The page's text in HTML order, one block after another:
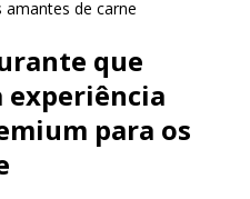
que
experiência
para os